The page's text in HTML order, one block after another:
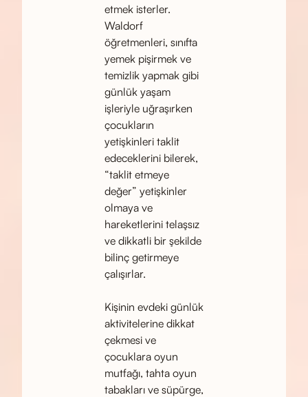
etmek isterler.
Waldorf
öğretmenleri, sınıfta
yemek pişirmek ve
temizlik yapmak gibi
günlük yaşam
işleriyle uğraşırken
çocukların
yetişkinleri taklit
edeceklerini bilerek,
“taklit etmeye
değer” yetişkinler
olmaya ve
hareketlerini telaşsız
ve dikkatli bir şekilde
bilinç getirmeye
çalışırlar.
Kişinin evdeki günlük
aktivitelerine dikkat
çekmesi ve
çocuklara oyun
mutfağı, tahta oyun
tabakları ve süpürge,